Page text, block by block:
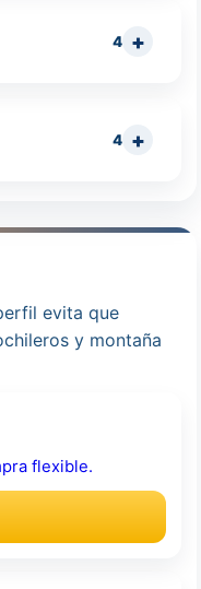
4
4
evita que
y montaña
flexible.